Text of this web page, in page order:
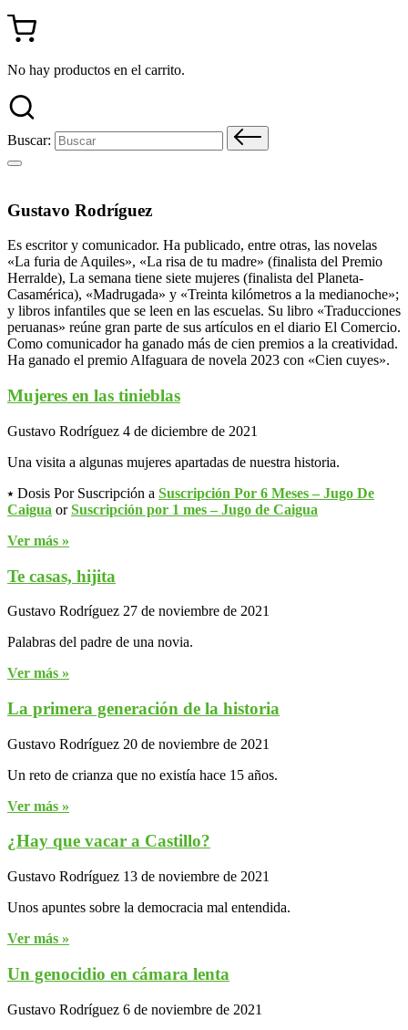
No hay productos en el carrito.
Buscar:
Gustavo Rodríguez
Es escritor y comunicador. Ha publicado, entre otras, las novelas
«La furia de Aquiles», «La risa de tu madre» (finalista del Premio
Herralde), La semana tiene siete mujeres (finalista del Planeta-
Casamérica), «Madrugada» y «Treinta kilómetros a la medianoche»;
y libros infantiles que se leen en las escuelas. Su libro «Traducciones
peruanas» reúne gran parte de sus artículos en el diario El Comercio.
Como comunicador ha ganado más de cien premios a la creatividad.
Ha ganado el premio Alfaguara de novela 2023 con «Cien cuyes».
Mujeres en las tinieblas
Gustavo Rodríguez 4 de diciembre de 2021
Una visita a algunas mujeres apartadas de nuestra historia.
⭑ Dosis Por Suscripción a Suscripción Por 6 Meses – Jugo De
Caigua orSuscripción por 1 mes – Jugo de Caigua
Ver más »
Te casas, hijita
Gustavo Rodríguez 27 de noviembre de 2021
Palabras del padre de una novia.
Ver más »
La primera generación de la historia
Gustavo Rodríguez 20 de noviembre de 2021
Un reto de crianza que no existía hace 15 años.
Ver más »
¿Hay que vacar a Castillo?
Gustavo Rodríguez 13 de noviembre de 2021
Unos apuntes sobre la democracia mal entendida.
Ver más »
Un genocidio en cámara lenta
Gustavo Rodríguez 6 de noviembre de 2021